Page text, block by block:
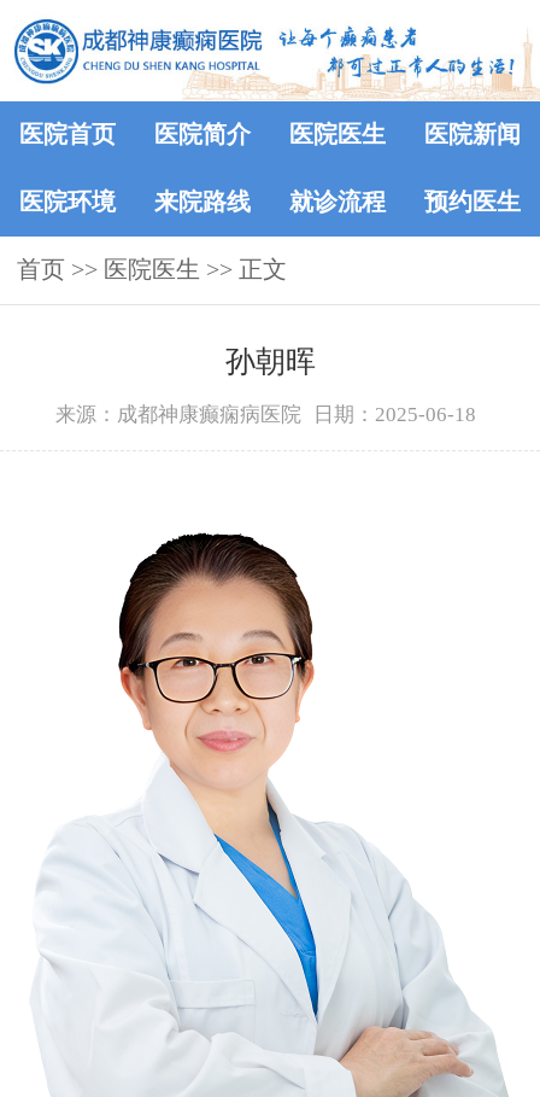
医院首页 医院简介 医院医生 医院新闻
医院环境 来院路线 就诊流程 预约医生
首页 >> 医院医生 >> 正文
孙朝晖
来源：成都神康癫痫病医院 日期：2025-06-18